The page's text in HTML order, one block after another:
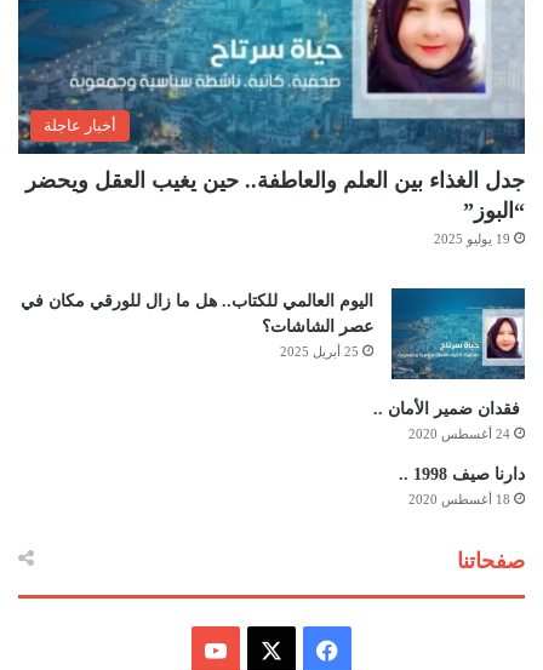
أخبار عاجلة
جدل الغذاء بين العلم والعاطفة.. حين يغيب العقل ويحضر
“البوز”
19 يوليو 2025
اليوم العالمي للكتاب.. هل ما زال للورقي مكان في
عصر الشاشات؟
25 أبريل 2025
فقدان ضمير الأمان ..
24 أغسطس 2020
دارنا صيف 1998 ..
18 أغسطس 2020
صفحاتنا